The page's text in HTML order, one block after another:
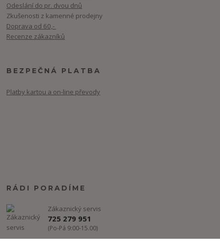
Odeslání do pr. dvou dnů
Zkušenosti z kamenné prodejny
Doprava od 60,-
Recenze zákazníků
BEZPEČNÁ PLATBA
Platby kartou a on-line převody
RÁDI PORADÍME
Zákaznický servis
725 279 951
(Po-Pá 9:00-15.00)